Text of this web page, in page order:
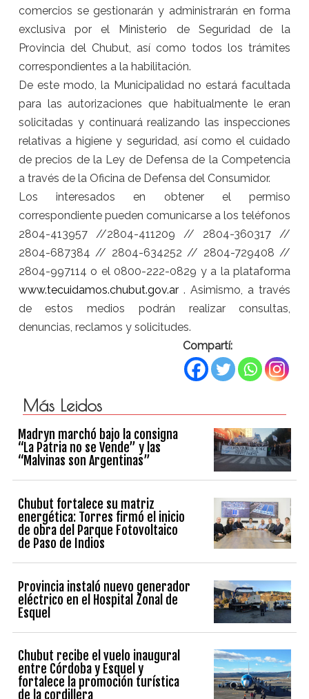
comercios se gestionarán y administrarán en forma
exclusiva por el Ministerio de Seguridad de la
Provincia del Chubut, así como todos los trámites
correspondientes a la habilitación.
De este modo, la Municipalidad no estará facultada
para las autorizaciones que habitualmente le eran
solicitadas y continuará realizando las inspecciones
relativas a higiene y seguridad, así como el cuidado
de precios de la Ley de Defensa de la Competencia
a través de la Oficina de Defensa del Consumidor.
Los interesados en obtener el permiso
correspondiente pueden comunicarse a los teléfonos
2804-413957 //2804-411209 // 2804-360317 //
2804-687384 // 2804-634252 // 2804-729408 //
2804-997114 o el 0800-222-0829 y a la plataforma
www.tecuidamos.chubut.gov.ar. Asimismo, a través
de estos medios podrán realizar consultas,
denuncias, reclamos y solicitudes.
Compartí:
Más Leidos
Madryn marchó bajo la consigna
“La Patria no se Vende” y las
“Malvinas son Argentinas”
Chubut fortalece su matriz
energética: Torres firmó el inicio
de obra del Parque Fotovoltaico
de Paso de Indios
Provincia instaló nuevo generador
eléctrico en el Hospital Zonal de
Esquel
Chubut recibe el vuelo inaugural
entre Córdoba y Esquel y
fortalece la promoción turística
de la cordillera